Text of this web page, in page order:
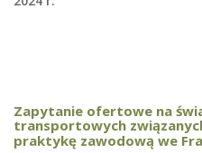
Zapytanie ofertowe na
transportowych
praktykę zawodową we